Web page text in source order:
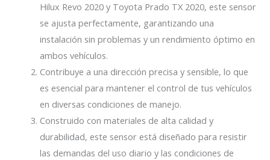
Hilux Revo 2020 y Toyota Prado TX 2020, este sensor
se ajusta perfectamente, garantizando una
instalación sin problemas y un rendimiento óptimo en
ambos vehículos.
Contribuye a una dirección precisa y sensible, lo que
es esencial para mantener el control de tus vehículos
en diversas condiciones de manejo.
Construido con materiales de alta calidad y
durabilidad, este sensor está diseñado para resistir
las demandas del uso diario y las condiciones de